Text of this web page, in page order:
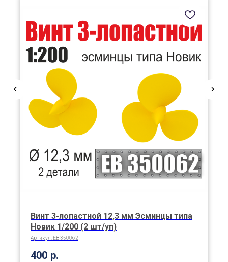
Винт 3-лопастной 12,3 мм Эсминцы типа
Новик 1/200 (2 шт/уп)
Артикул: EB 350062
400 р.